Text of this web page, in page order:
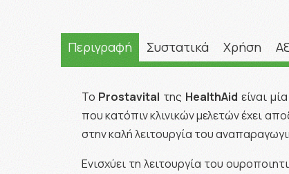
Περιγραφή Συστατικά Χρήση
Το Prostavital της HealthAid είναι
που κατόπιν κλινικών μελετών έχει
στην καλή λειτουργία του
Ενισχύει τη λειτουργία του